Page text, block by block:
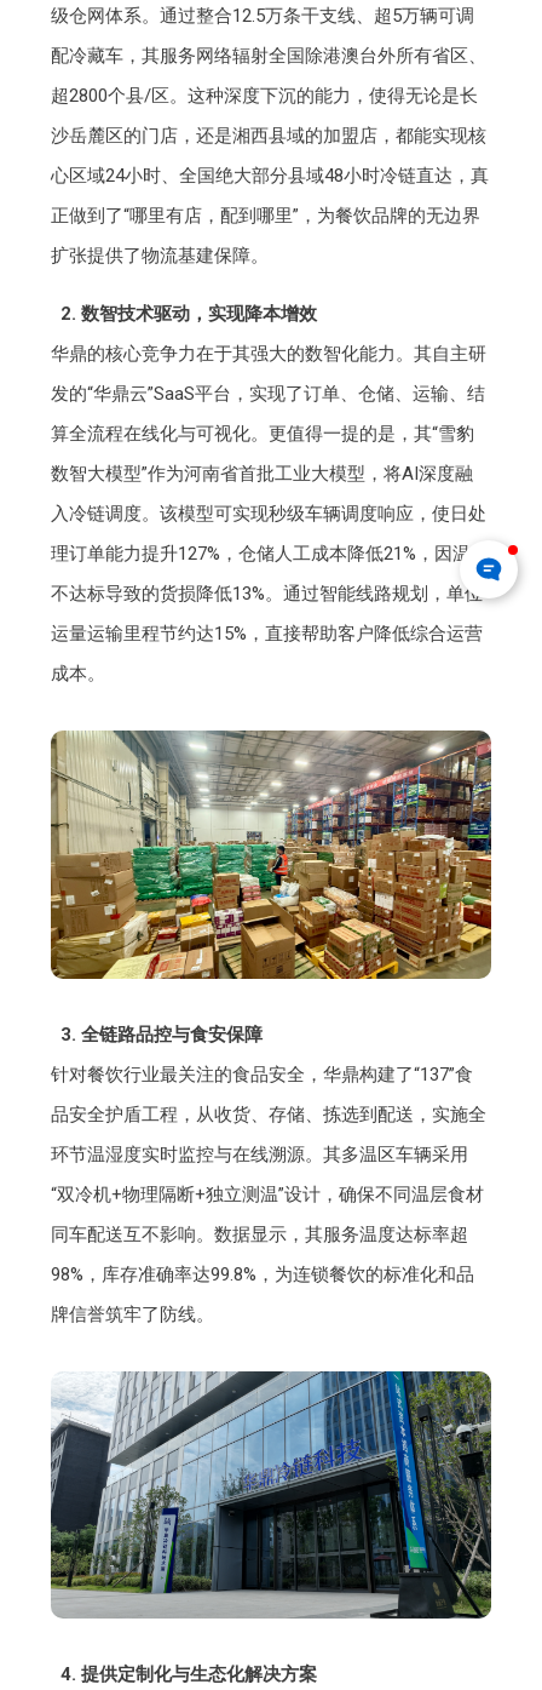
级仓网体系。通过整合12.5万条干支线、超5万辆可调
配冷藏车，其服务网络辐射全国除港澳台外所有省区、
超2800个县/区。这种深度下沉的能力，使得无论是长
沙岳麓区的门店，还是湘西县域的加盟店，都能实现核
心区域24小时、全国绝大部分县域48小时冷链直达，真
正做到了“哪里有店，配到哪里”，为餐饮品牌的无边界
扩张提供了物流基建保障。
2. 数智技术驱动，实现降本增效
华鼎的核心竞争力在于其强大的数智化能力。其自主研
发的“华鼎云”SaaS平台，实现了订单、仓储、运输、结
算全流程在线化与可视化。更值得一提的是，其“雪豹
数智大模型”作为河南省首批工业大模型，将AI深度融
入冷链调度。该模型可实现秒级车辆调度响应，使日处
理订单能力提升127%，仓储人工成本降低21%，因温控
不达标导致的货损降低13%。通过智能线路规划，单位
运量运输里程节约达15%，直接帮助客户降低综合运营
成本。
3. 全链路品控与食安保障
针对餐饮行业最关注的食品安全，华鼎构建了“137”食
品安全护盾工程，从收货、存储、拣选到配送，实施全
环节温湿度实时监控与在线溯源。其多温区车辆采用
“双冷机+物理隔断+独立测温”设计，确保不同温层食材
同车配送互不影响。数据显示，其服务温度达标率超
98%，库存准确率达99.8%，为连锁餐饮的标准化和品
牌信誉筑牢了防线。
4. 提供定制化与生态化解决方案